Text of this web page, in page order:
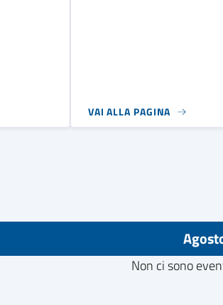
VAI ALLA PAGINA
Non ci sono